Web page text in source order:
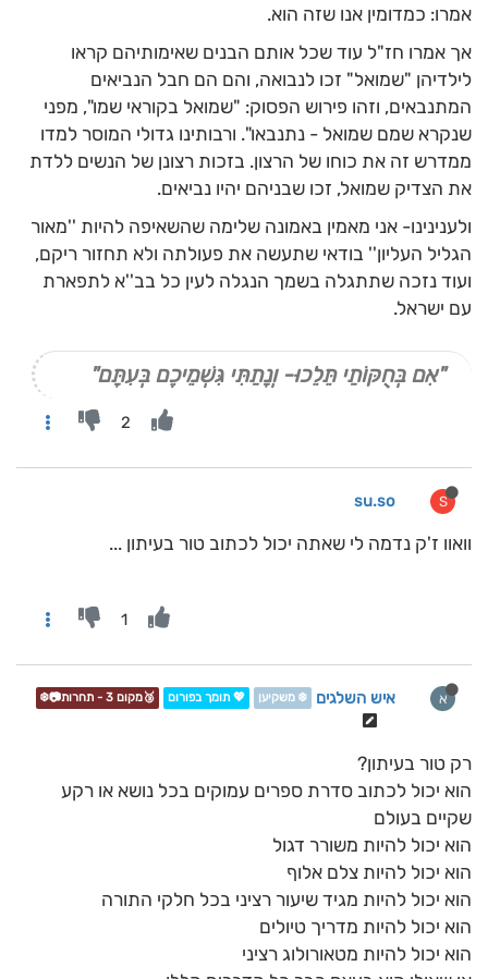
אמרו: כמדומין אנו שזה הוא.
אך אמרו חז"ל עוד שכל אותם הבנים שאימותיהם קראו
לילדיהן "שמואל" זכו לנבואה, והם הם חבל הנביאים
המתנבאים, וזהו פירוש הפסוק: "שמואל בקוראי שמו", מפני
שנקרא שמם שמואל - נתנבאו". ורבותינו גדולי המוסר למדו
ממדרש זה את כוחו של הרצון. בזכות רצונן של הנשים ללדת
את הצדיק שמואל, זכו שבניהם יהיו נביאים.
ולענינינו- אני מאמין באמונה שלימה שהשאיפה להיות ''מאור
הגליל העליון'' בודאי שתעשה את פעולתה ולא תחזור ריקם,
ועוד נזכה שתתגלה בשמך הנגלה לעין כל בב''א לתפארת
עם ישראל.
"אִם בְּחֻקּוֹתַי תֵּלֵכוּ- וְנָתַתִּי גִּשְׁמֵיכֶם בְּעִתָּם"
2
S
su.so
וואוו ז'ק נדמה לי שאתה יכול לכתוב טור בעיתון ...
1
א איש השלגים ❄️ משקיען 💖 תומך בפורום 🥉מקום 3 - תחרות📷❄️
רק טור בעיתון?
הוא יכול לכתוב סדרת ספרים עמוקים בכל נושא או רקע
שקיים בעולם
הוא יכול להיות משורר דגול
הוא יכול להיות צלם אלוף
הוא יכול להיות מגיד שיעור רציני בכל חלקי התורה
הוא יכול להיות מדריך טיולים
הוא יכול להיות מטאורולוג רציני